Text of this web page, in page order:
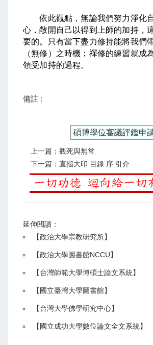
依此觀點，無論我們努力淨化
心，敞開自己以得到上師的加持，
要的。只有當下盡力修持能將我們
（無修）之時機；禪修的練習就成
領受加持的過程。
備註 :
碩博學位審議評鑑申
上一篇：觀死與無常
下一篇：直指大印 目錄 序 引介
延伸閱讀：
【政治大學宗教研究所】
【政治大學圖書館NCCU】
【台灣師範大學博碩士論文系統】
【 國立臺灣大學圖書館】
【台灣大學佛學研究中心】
【 國立成功大學數位論文全文系統】